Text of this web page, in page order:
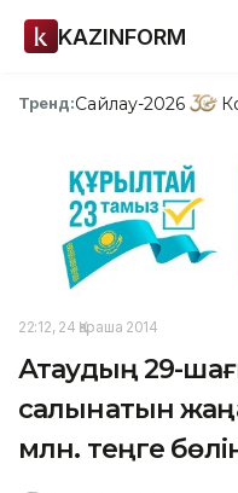
KAZINFORM
Тренд:Сайлау-2026
22:12, 24 Қараша 2014
Ақтаудың 29-
салынатын
млн. теңге